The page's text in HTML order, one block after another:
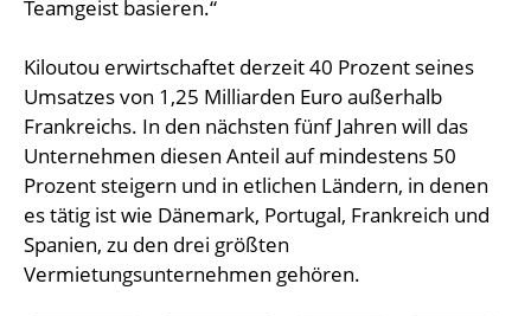
Teamgeist basieren.“
Kiloutou erwirtschaftet derzeit 40 Prozent seines
Umsatzes von 1,25 Milliarden Euro außerhalb
Frankreichs. In den nächsten fünf Jahren will das
Unternehmen diesen Anteil auf mindestens 50
Prozent steigern und in etlichen Ländern, in denen
es tätig ist wie Dänemark, Portugal, Frankreich und
Spanien, zu den drei größten
Vermietungsunternehmen gehören.